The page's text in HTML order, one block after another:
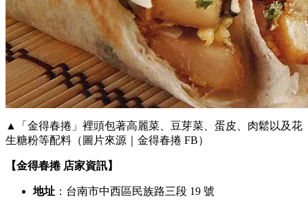
▲「金得春捲」裡頭包著高麗菜、豆芽菜、蛋皮、肉鬆以及花
生糖粉等配料（圖片來源｜金得春捲 FB）
【金得春捲 店家資訊】
地址 ：台南市中西區民族路三段 19 號